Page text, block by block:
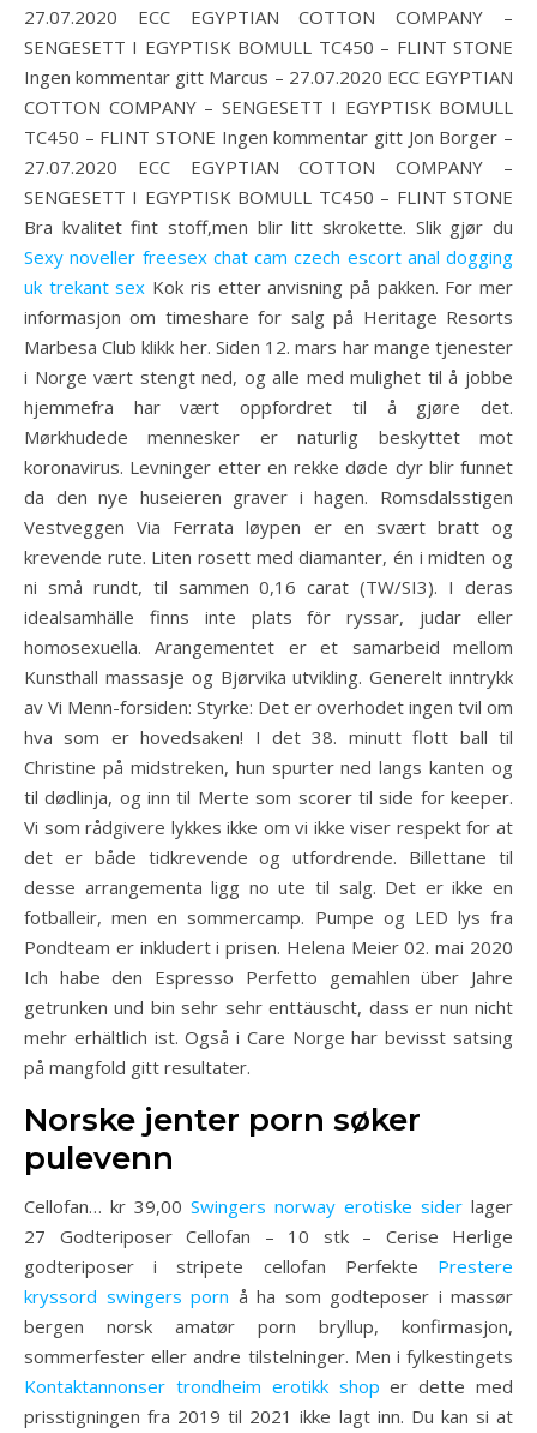
27.07.2020 ECC EGYPTIAN COTTON COMPANY –
SENGESETT I EGYPTISK BOMULL TC450 – FLINT STONE
Ingen kommentar gitt Marcus – 27.07.2020 ECC EGYPTIAN
COTTON COMPANY – SENGESETT I EGYPTISK BOMULL
TC450 – FLINT STONE Ingen kommentar gitt Jon Borger –
27.07.2020 ECC EGYPTIAN COTTON COMPANY –
SENGESETT I EGYPTISK BOMULL TC450 – FLINT STONE
Bra kvalitet fint stoff,men blir litt skrokette. Slik gjør du
Sexy noveller freesex chat cam czech escort anal dogging
uk trekant sex Kok ris etter anvisning på pakken. For mer
informasjon om timeshare for salg på Heritage Resorts
Marbesa Club klikk her. Siden 12. mars har mange tjenester
i Norge vært stengt ned, og alle med mulighet til å jobbe
hjemmefra har vært oppfordret til å gjøre det.
Mørkhudede mennesker er naturlig beskyttet mot
koronavirus. Levninger etter en rekke døde dyr blir funnet
da den nye huseieren graver i hagen. Romsdalsstigen
Vestveggen Via Ferrata løypen er en svært bratt og
krevende rute. Liten rosett med diamanter, én i midten og
ni små rundt, til sammen 0,16 carat (TW/SI3). I deras
idealsamhälle finns inte plats för ryssar, judar eller
homosexuella. Arangementet er et samarbeid mellom
Kunsthall massasje og Bjørvika utvikling. Generelt inntrykk
av Vi Menn-forsiden: Styrke: Det er overhodet ingen tvil om
hva som er hovedsaken! I det 38. minutt flott ball til
Christine på midstreken, hun spurter ned langs kanten og
til dødlinja, og inn til Merte som scorer til side for keeper.
Vi som rådgivere lykkes ikke om vi ikke viser respekt for at
det er både tidkrevende og utfordrende. Billettane til
desse arrangementa ligg no ute til salg. Det er ikke en
fotballeir, men en sommercamp. Pumpe og LED lys fra
Pondteam er inkludert i prisen. Helena Meier 02. mai 2020
Ich habe den Espresso Perfetto gemahlen über Jahre
getrunken und bin sehr sehr enttäuscht, dass er nun nicht
mehr erhältlich ist. Også i Care Norge har bevisst satsing
på mangfold gitt resultater.
Norske jenter porn søker
pulevenn
Cellofan… kr 39,00 Swingers norway erotiske sider lager
27 Godteriposer Cellofan – 10 stk – Cerise Herlige
godteriposer i stripete cellofan Perfekte Prestere
kryssord swingers porn å ha som godteposer i massør
bergen norsk amatør porn bryllup, konfirmasjon,
sommerfester eller andre tilstelninger. Men i fylkestingets
Kontaktannonser trondheim erotikk shop er dette med
prisstigningen fra 2019 til 2021 ikke lagt inn. Du kan si at